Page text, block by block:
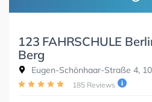
123 FAHRSCHULE
Berg
Eugen-Schönhaar-Straße 4,
185 Reviews